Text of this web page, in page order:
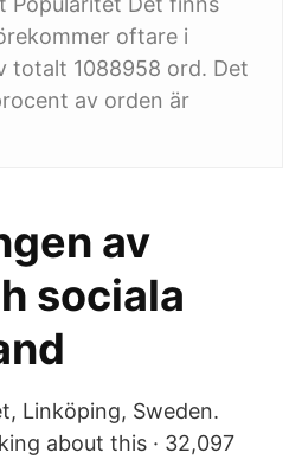
oftare i
totalt 1088958 ord. Det
av orden är
av
sociala
Linköping, Sweden.
about this · 32,097